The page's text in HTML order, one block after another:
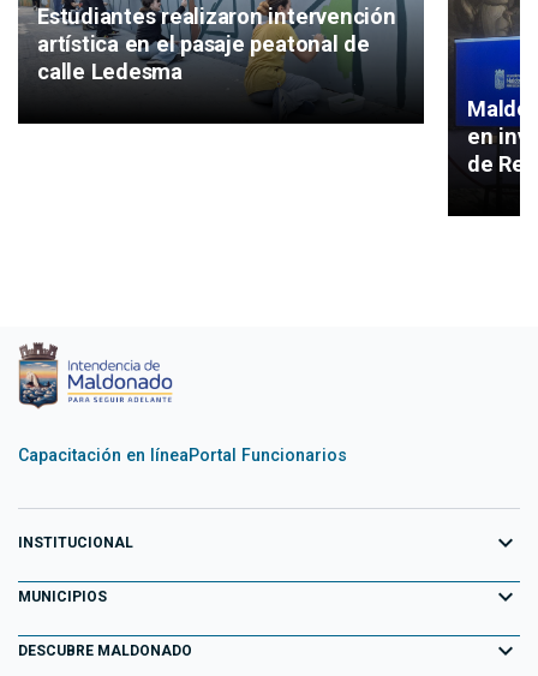
Estudiantes realizaron intervención
artística en el pasaje peatonal de
calle Ledesma
en
de
Capacitación en líneaPortal Funcionarios
INSTITUCIONAL expand_more
Equipo de Gobierno
Primeros 100 días
MUNICIPIOS expand_more
Aiguá
DESCUBRE MALDONADO expand_more